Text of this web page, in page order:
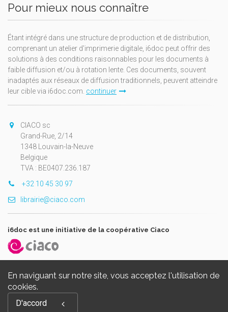
En naviguant sur notre site, vous acceptez l'utilisation de
cookies.
D'accord
Pour mieux nous connaître
Étant intégré dans une structure de production et de distribution,
comprenant un atelier d'imprimerie digitale, i6doc peut offrir des
solutions à des conditions raisonnables pour les documents à
faible diffusion et/ou à rotation lente. Ces documents, souvent
inadaptés aux réseaux de diffusion traditionnels, peuvent atteindre
leur cible via i6doc.com. continuer
CIACO sc
Grand-Rue, 2/14
1348 Louvain-la-Neuve
Belgique
TVA : BE0407.236.187
+32 10 45 30 97
librairie@ciaco.com
i6doc est une initiative de la coopérative Ciaco